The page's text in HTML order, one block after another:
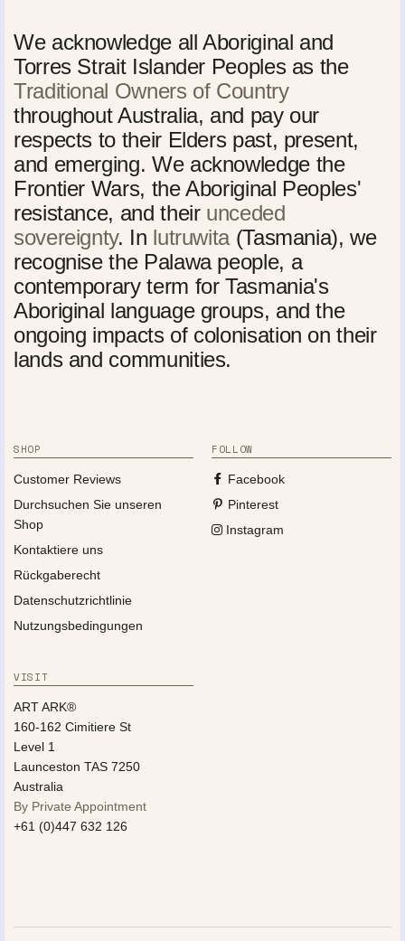
We acknowledge all Aboriginal and
Torres Strait Islander Peoples as the
Traditional Owners of Country
throughout Australia, and pay our
respects to their Elders past, present,
and emerging. We acknowledge the
Frontier Wars, the Aboriginal Peoples'
resistance, and their unceded
sovereignty. In lutruwita(Tasmania), we
recognise the Palawa people, a
contemporary term for Tasmania's
Aboriginal language groups, and the
ongoing impacts of colonisation on their
lands and communities.
SHOP
Customer Reviews
Durchsuchen Sie unseren
Shop
Kontaktiere uns
Rückgaberecht
Datenschutzrichtlinie
Nutzungsbedingungen
FOLLOW
Facebook
Pinterest
Instagram
VISIT
ART ARK®
160-162 Cimitiere St
Level 1
Launceston TAS 7250
Australia
By Private Appointment
+61 (0)447 632 126